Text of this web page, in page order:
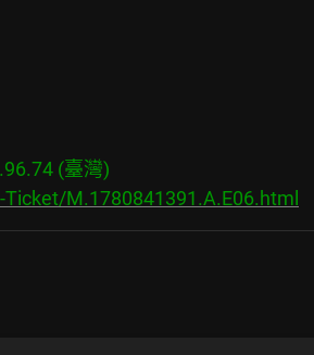
(臺灣)
M.1780841391.A.E06.html